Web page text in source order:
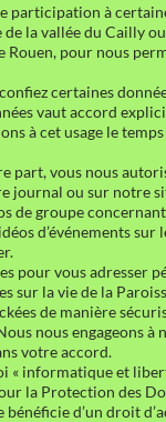
participation à
de la vallée du Cailly
Rouen, pour nous
certaines
vaut accord
à cet usage le temps
part, vous nous
journal ou sur notre
de groupe
d’événements
pour vous adresser
sur la vie de la
de manière
nous engageons à
votre accord.
« informatique et
la Protection des
d’un droit